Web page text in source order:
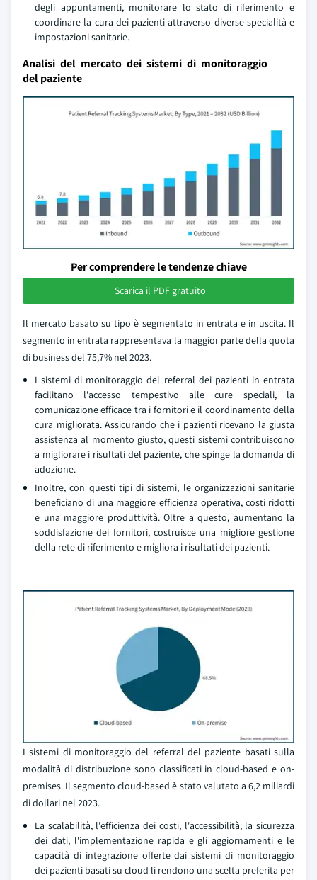
degli appuntamenti, monitorare lo stato di riferimento e
coordinare la cura dei pazienti attraverso diverse specialità e
impostazioni sanitarie.
Analisi del mercato dei sistemi di monitoraggio
del paziente
Per comprendere le tendenze chiave
Scarica il PDF gratuito
Il mercato basato su tipo è segmentato in entrata e in uscita. Il
segmento in entrata rappresentava la maggior parte della quota
di business del 75,7% nel 2023.
I sistemi di monitoraggio del referral dei pazienti in entrata
facilitano l'accesso tempestivo alle cure speciali, la
comunicazione efficace tra i fornitori e il coordinamento della
cura migliorata. Assicurando che i pazienti ricevano la giusta
assistenza al momento giusto, questi sistemi contribuiscono
a migliorare i risultati del paziente, che spinge la domanda di
adozione.
Inoltre, con questi tipi di sistemi, le organizzazioni sanitarie
beneficiano di una maggiore efficienza operativa, costi ridotti
e una maggiore produttività. Oltre a questo, aumentano la
soddisfazione dei fornitori, costruisce una migliore gestione
della rete di riferimento e migliora i risultati dei pazienti.
I sistemi di monitoraggio del referral del paziente basati sulla
modalità di distribuzione sono classificati in cloud-based e on-
premises. Il segmento cloud-based è stato valutato a 6,2 miliardi
di dollari nel 2023.
La scalabilità, l'efficienza dei costi, l'accessibilità, la sicurezza
dei dati, l'implementazione rapida e gli aggiornamenti e le
capacità di integrazione offerte dai sistemi di monitoraggio
dei pazienti basati su cloud li rendono una scelta preferita per